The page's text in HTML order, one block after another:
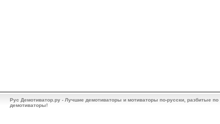
Рус Демотиватор.ру - Лучшие демотиваторы и мотиваторы по-русски, разбитые
демотиваторы!